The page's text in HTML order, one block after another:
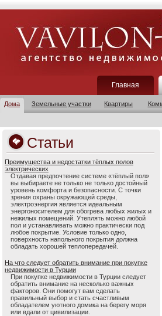
Главная
Дома Земельные участки Квартиры
Статьи
Преимущества и недостатки тёплых полов
электрических
Отдавая предпочтение системе «тёплый пол»
вы выбираете не только не только достойный
уровень комфорта и безопасности. С точки
зрения охраны окружающей среды,
электроэнергия является идеальным
энергоносителем для обогрева любых жилых и
нежилых помещений. Утеплять можно любой
пол и устанавливать можно практически под
любое покрытие. Условие только одно,
поверхность напольного покрытия должна
обладать хорошей теплопередачей.
На что следует обратить внимание при покупке
недвижимости в Турции
При покупке недвижимости в Турции следует
обратить внимание на несколько важных
факторов. Они помогут вам сделать
правильный выбор и стать счастливым
обладателем уютного домика на берегу моря
или вдали от цивилизации.